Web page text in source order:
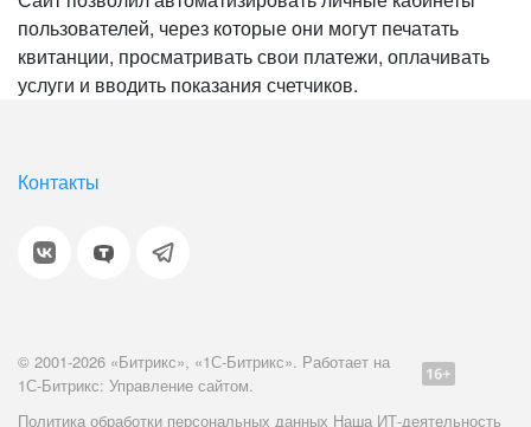
пользователей, через которые они могут печатать
квитанции, просматривать свои платежи, оплачивать
услуги и вводить показания счетчиков.
Контакты
© 2001-2026 «Битрикс», «1С-Битрикс». Работает на
1С-Битрикс: Управление сайтом.
Политика обработки персональных данных Наша ИТ-деятельность